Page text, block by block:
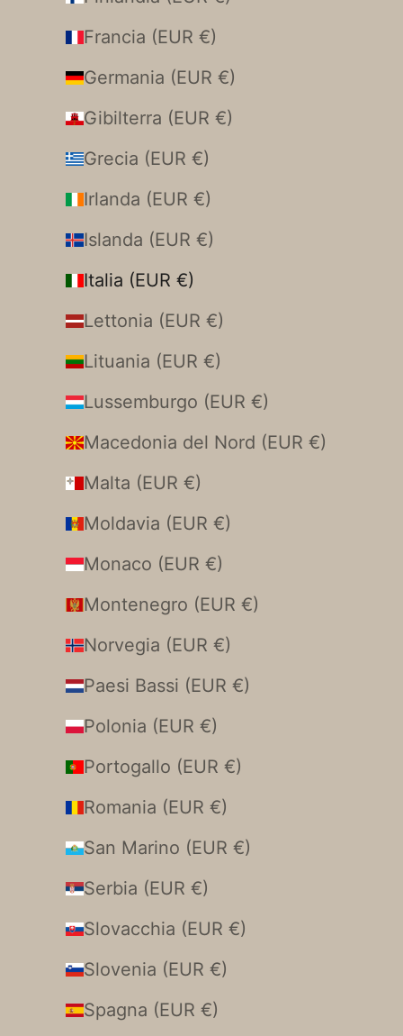
Francia (EUR €)
Germania (EUR €)
Gibilterra (EUR €)
Grecia (EUR €)
Irlanda (EUR €)
Islanda (EUR €)
Italia (EUR €)
Lettonia (EUR €)
Lituania (EUR €)
Lussemburgo (EUR €)
Macedonia del Nord (EUR €)
Malta (EUR €)
Moldavia (EUR €)
Monaco (EUR €)
Montenegro (EUR €)
Norvegia (EUR €)
Paesi Bassi (EUR €)
Polonia (EUR €)
Portogallo (EUR €)
Romania (EUR €)
San Marino (EUR €)
Serbia (EUR €)
Slovacchia (EUR €)
Slovenia (EUR €)
Spagna (EUR €)